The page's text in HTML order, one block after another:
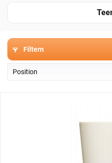
Filtern